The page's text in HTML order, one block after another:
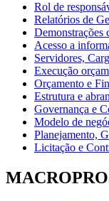
Rol de
Relatórios de
Demonstrações
Acesso a
Servidores,
Execução
Orçamento e
Estrutura e
Governança e
Modelo de
Planejamento,
Licitação e